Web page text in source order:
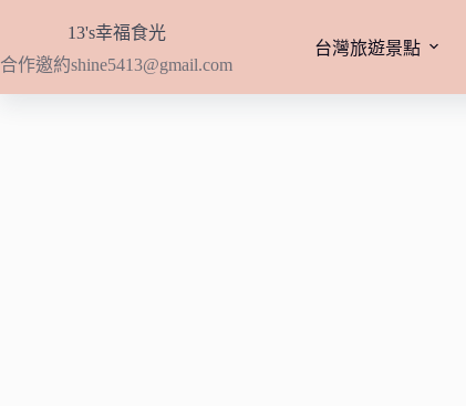
主
要
13's幸福食光
合作邀約shine5413@gmail.com
台灣旅遊景點